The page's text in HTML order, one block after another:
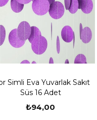
Simli Eva Yuvarlak Sakıt
Süs 16 Adet
₺94,00